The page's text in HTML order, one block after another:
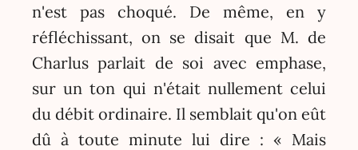
n'est pas choqué. De même, en y
réfléchissant, on se disait que M. de
Charlus parlait de soi avec emphase,
sur un ton qui n'était nullement celui
du débit ordinaire. Il semblait qu'on eût
dû à toute minute lui dire : « Mais